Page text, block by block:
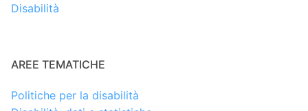
Disabilità
AREE TEMATICHE
Politiche per la disabilità